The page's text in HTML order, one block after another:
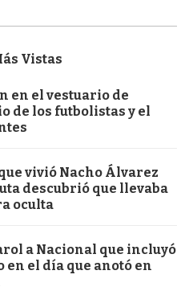
Vistas
en el vestuario de
de los futbolistas y el
vivió Nacho Álvarez
descubrió que llevaba
oculta
a Nacional que incluyó
en el día que anotó en